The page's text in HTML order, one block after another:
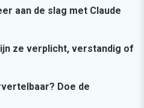
aan de slag met Claude
ze verplicht, verstandig of
Doe de